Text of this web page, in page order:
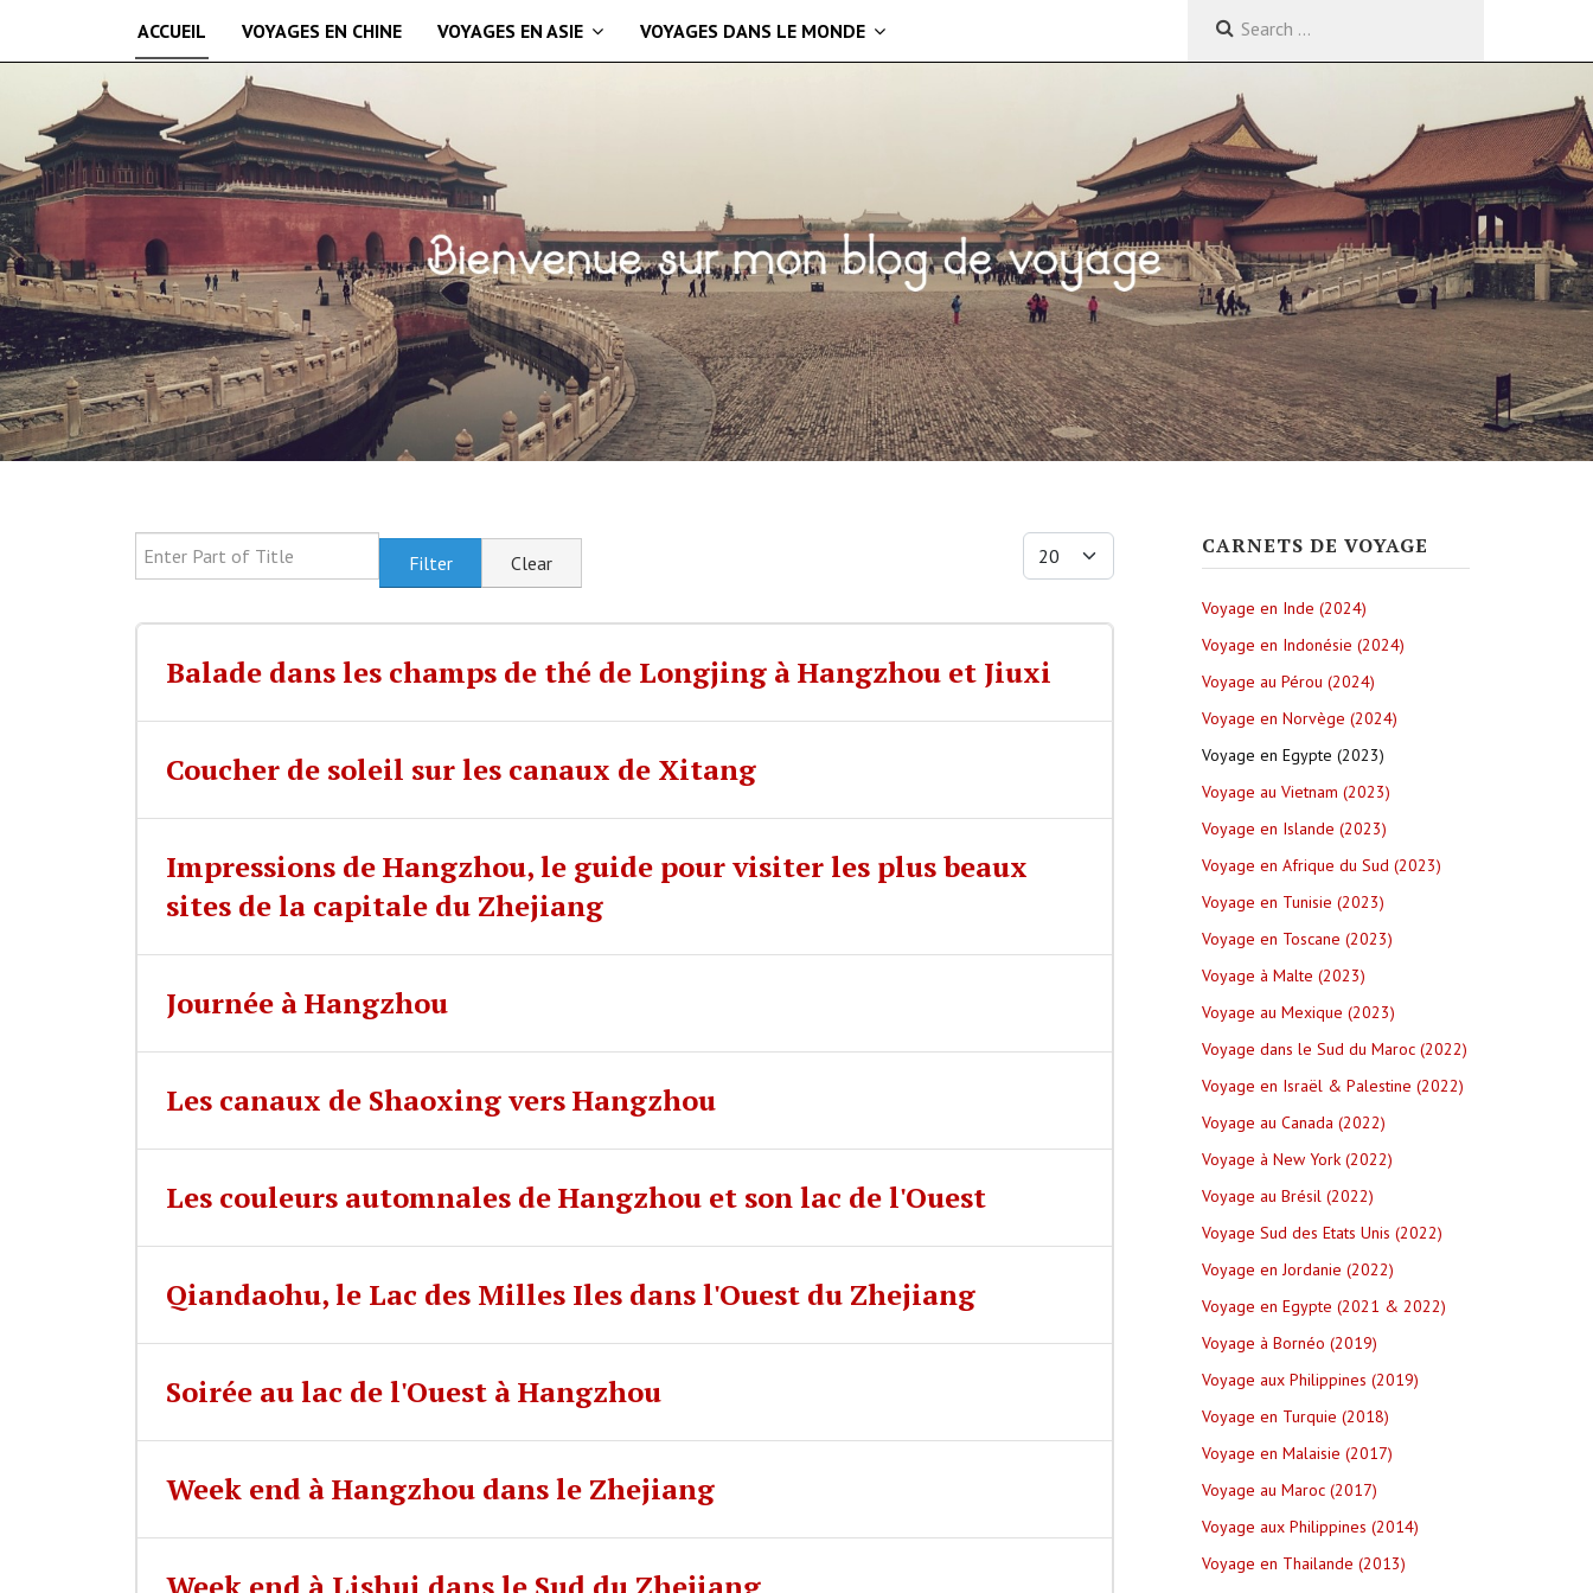
ACCUEIL VOYAGES EN CHINE VOYAGES EN ASIE VOYAGES DANS LE MONDE
Enter Part of Title
Filter Clear
Display #
Balade dans les champs de thé de Longjing à Hangzhou et Jiuxi
Coucher de soleil sur les canaux de Xitang
Impressions de Hangzhou, le guide pour visiter les plus beaux
sites de la capitale du Zhejiang
Journée à Hangzhou
Les canaux de Shaoxing vers Hangzhou
Les couleurs automnales de Hangzhou et son lac de l'Ouest
Qiandaohu, le Lac des Milles Iles dans l'Ouest du Zhejiang
Soirée au lac de l'Ouest à Hangzhou
Week end à Hangzhou dans le Zhejiang
CARNETS DE VOYAGE
Voyage en Inde (2024)
Voyage en Indonésie (2024)
Voyage au Pérou (2024)
Voyage en Norvège (2024)
Voyage en Egypte (2023)
Voyage au Vietnam (2023)
Voyage en Islande (2023)
Voyage en Afrique du Sud (2023)
Voyage en Tunisie (2023)
Voyage en Toscane (2023)
Voyage à Malte (2023)
Voyage au Mexique (2023)
Voyage dans le Sud du Maroc (2022)
Voyage en Israël & Palestine (2022)
Voyage au Canada (2022)
Voyage à New York (2022)
Voyage au Brésil (2022)
Voyage Sud des Etats Unis (2022)
Voyage en Jordanie (2022)
Voyage en Egypte (2021 & 2022)
Voyage à Bornéo (2019)
Voyage aux Philippines (2019)
Voyage en Turquie (2018)
Voyage en Malaisie (2017)
Voyage au Maroc (2017)
Voyage aux Philippines (2014)
Voyage en Thailande (2013)